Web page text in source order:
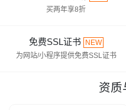
买两年享8折
免费SSL证书 NEW
为网站/小程序提供免费SSL证书
资质